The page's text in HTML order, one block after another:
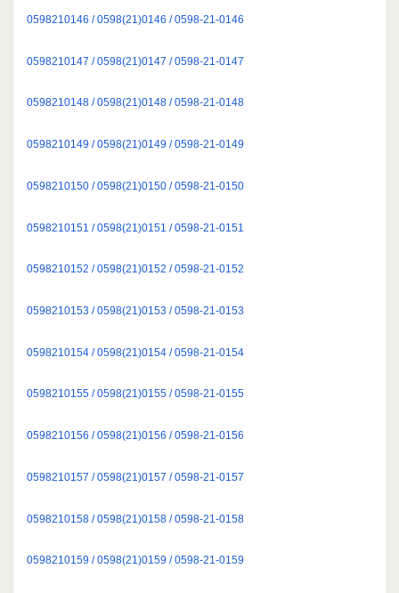
0598210146 / 0598(21)0146 / 0598-21-0146
0598210147 / 0598(21)0147 / 0598-21-0147
0598210148 / 0598(21)0148 / 0598-21-0148
0598210149 / 0598(21)0149 / 0598-21-0149
0598210150 / 0598(21)0150 / 0598-21-0150
0598210151 / 0598(21)0151 / 0598-21-0151
0598210152 / 0598(21)0152 / 0598-21-0152
0598210153 / 0598(21)0153 / 0598-21-0153
0598210154 / 0598(21)0154 / 0598-21-0154
0598210155 / 0598(21)0155 / 0598-21-0155
0598210156 / 0598(21)0156 / 0598-21-0156
0598210157 / 0598(21)0157 / 0598-21-0157
0598210158 / 0598(21)0158 / 0598-21-0158
0598210159 / 0598(21)0159 / 0598-21-0159